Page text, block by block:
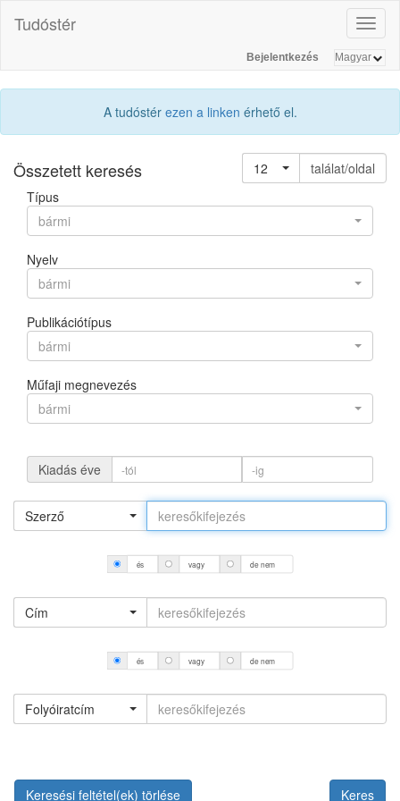
Tudóstér
Bejelentkezés
A tudóstér ezen a linken érhető el.
Összetett keresés 12
találat/oldal
Típus
bármi
Nyelv
bármi
Publikációtípus
bármi
Műfaji megnevezés
bármi
Kiadás éve
Szerző
és vagy de nem
Cím
és vagy de nem
Folyóiratcím
Keresési feltétel(ek) törlése